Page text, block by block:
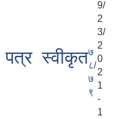
पत्र स्वीकृत७
८/
७
९
9/
2
3/
2
0
2
1
-
1